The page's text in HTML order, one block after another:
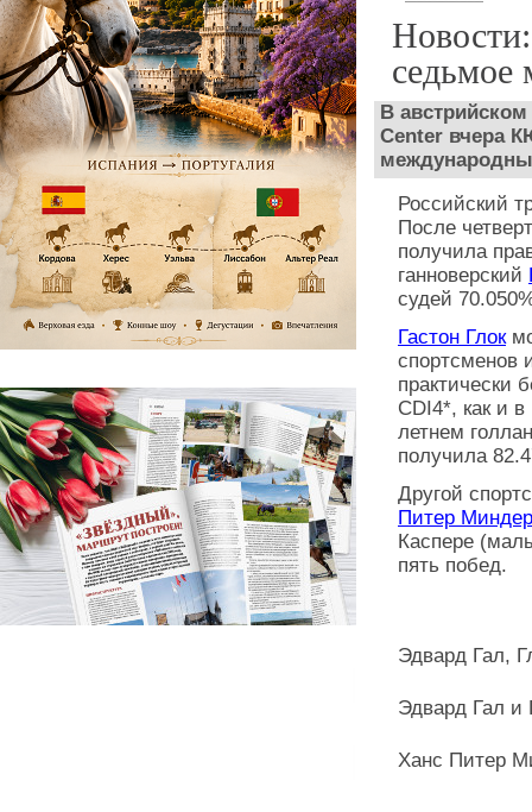
седьмое
В
Center вчера
Российский
После
получила
ганноверский
судей
Гастон Глок
спортсменов
практически
CDI4*, как и
летнем
получила
Другой
Питер
Каспере
пять побед.
Эдвард Гал,
Эдвард Гал и
Ханс Питер